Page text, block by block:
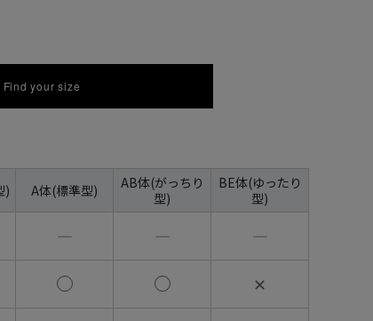
Find your size
) A体(標準型)
AB体(がっちり
型)
BE体(ゆったり
型)
― ― ―
✕